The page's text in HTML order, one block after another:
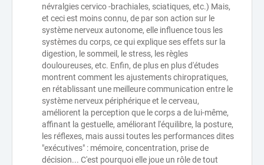
névralgies cervico -brachiales, sciatiques, etc.) Mais,
et ceci est moins connu, de par son action sur le
système nerveux autonome, elle influence tous les
systèmes du corps, ce qui explique ses effets sur la
digestion, le sommeil, le stress, les règles
douloureuses, etc. Enfin, de plus en plus d'études
montrent comment les ajustements chiropratiques,
en rétablissant une meilleure communication entre le
système nerveux périphérique et le cerveau,
améliorent la perception que le corps a de lui-même,
affinant la gestuelle, améliorant l'équilibre, la posture,
les réflexes, mais aussi toutes les performances dites
"exécutives" : mémoire, concentration, prise de
décision... C'est pourquoi elle joue un rôle de tout